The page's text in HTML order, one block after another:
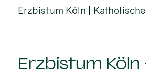
Erzbistum Köln |
Erzbistum